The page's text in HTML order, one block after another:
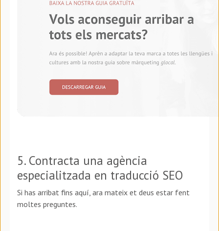
5. Contracta una agència
especialitzada en traducció SEO
Si has arribat fins aquí, ara mateix et deus estar fent
moltes preguntes.